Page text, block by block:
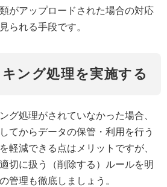
がアップロードされた場合の対応
られる手段です。
ング処理を実施する
グ処理がされていなかった場合、
てからデータの保管・利用を行う
軽減できる点はメリットですが、
切に扱う（削除する）ルールを明
管理も徹底しましょう。